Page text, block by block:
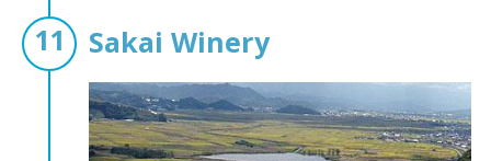
Sakai Winery